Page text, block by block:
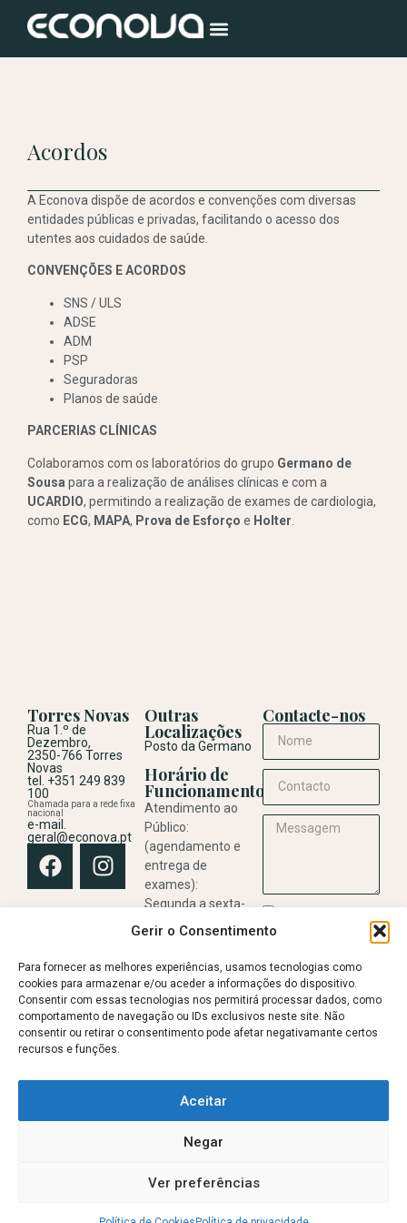
Gerir o Consentimento
Para fornecer as melhores experiências, usamos tecnologias como
cookies para armazenar e/ou aceder a informações do dispositivo.
Consentir com essas tecnologias nos permitirá processar dados, como
comportamento de navegação ou IDs exclusivos neste site. Não
consentir ou retirar o consentimento pode afetar negativamante certos
recursos e funções.
Aceitar
Negar
Ver preferências
Acordos
A Econova dispõe de acordos e convenções com diversas
entidades públicas e privadas, facilitando o acesso dos
utentes aos cuidados de saúde.
CONVENÇÕES E ACORDOS
SNS / ULS
ADSE
ADM
PSP
Seguradoras
Planos de saúde
PARCERIAS CLÍNICAS
Colaboramos com os laboratórios do grupo Germano de
Sousa para a realização de análises clínicas e com a
UCARDIO, permitindo a realização de exames de cardiologia,
como ECG, MAPA, Prova de Esforço e Holter
Torres Novas
Rua 1.º de
Dezembro,
2350-766 Torres
Novas
tel. +351 249 839
100
Chamada para a rede fixa
nacional
e-mail.
geral@econova.pt
Outras
Localizações
Posto da Germano
Horário de
Funcionamento
Atendimento ao
Público:
(agendamento e
entrega de
exames):
Segunda a sexta-
feira,
13:00h e das 14:00h
às 18:00h
Realização de
Exames:
Contacte-nos
Política de
ENVIAR
Livro de reclamações
Política de privacidade
Política de Cookies (UE)